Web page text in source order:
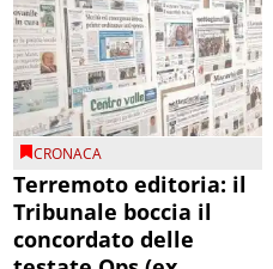
CRONACA
Terremoto editoria: il
Tribunale boccia il
concordato delle